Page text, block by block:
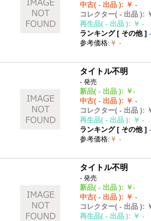
中古( - 出品 ): ￥ -
コレクター( - 出品 ):
再生品( - 出品 ): ￥ -
ランキング [ その他]-
参考価格: ￥ -
タイトル不明
- 発売
新品( - 出品 ): ￥-
中古( - 出品 ): ￥ -
コレクター( - 出品 ):
再生品( - 出品 ): ￥ -
ランキング [ その他]-
参考価格: ￥ -
タイトル不明
- 発売
新品( - 出品 ): ￥-
中古( - 出品 ): ￥ -
コレクター( - 出品 ):
再生品( - 出品 ): ￥ -